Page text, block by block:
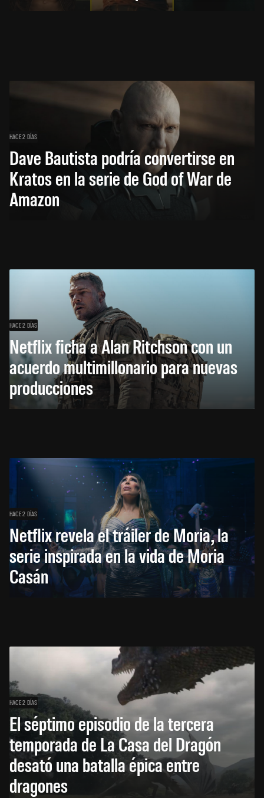
HACE 2 DÍAS
Dave Bautista podría convertirse en
Kratos en la serie de God of War de
Amazon
HACE 2 DÍAS
Netflix ficha a Alan Ritchson con un
acuerdo multimillonario para nuevas
producciones
HACE 2 DÍAS
Netflix revela el tráiler de Moria, la
serie inspirada en la vida de Moria
Casán
HACE 2 DÍAS
El séptimo episodio de la tercera
temporada de La Casa del Dragón
desató una batalla épica entre
dragones